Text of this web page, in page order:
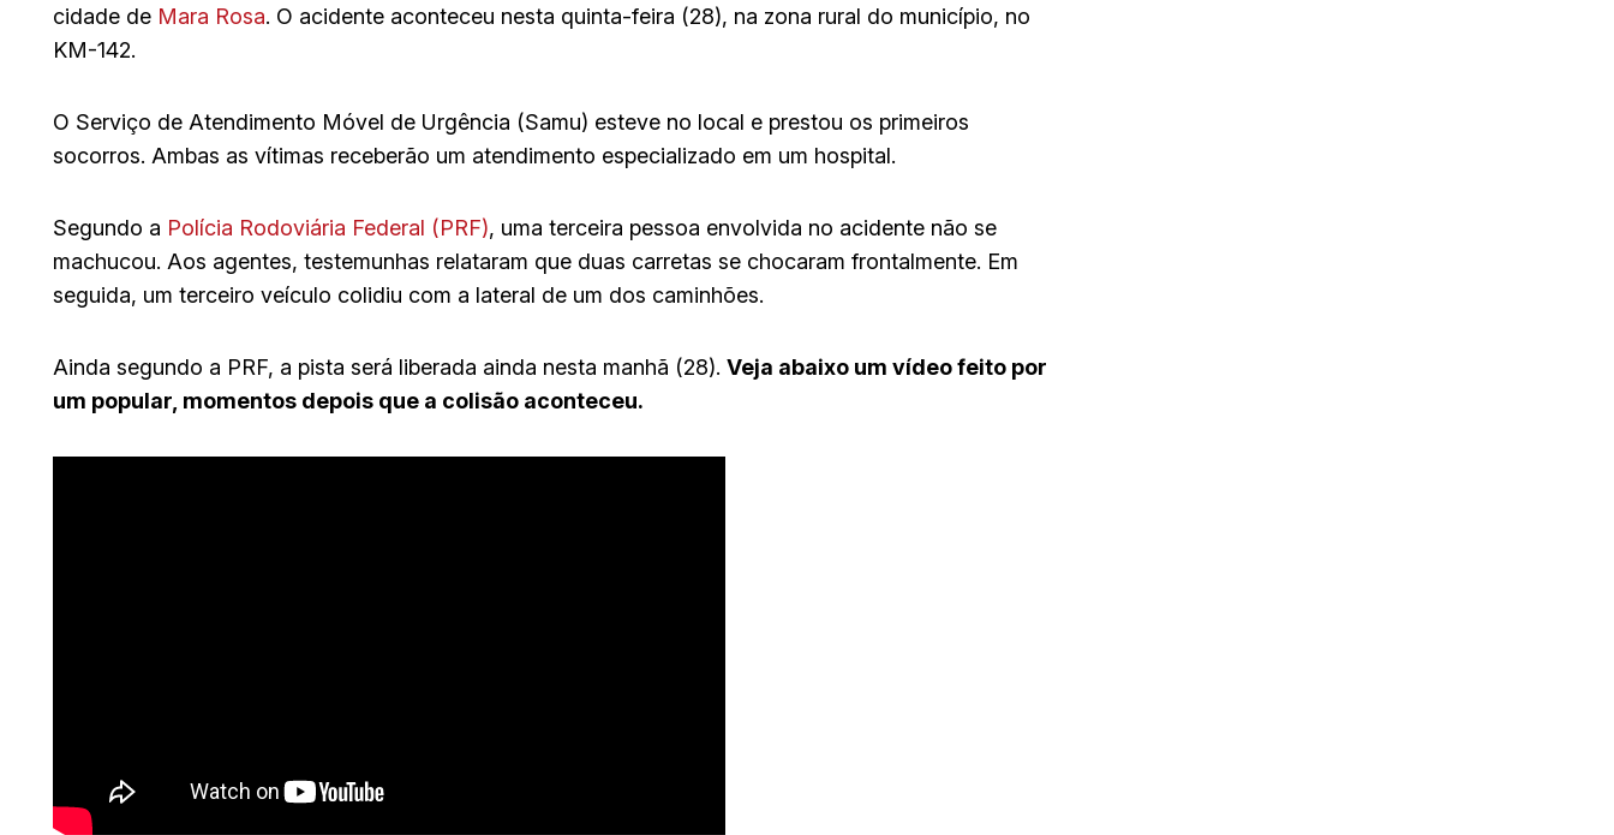
cidade de Mara Rosa. O acidente aconteceu nesta quinta-feira (28), na zona rural do município, no
KM-142.
O Serviço de Atendimento Móvel de Urgência (Samu) esteve no local e prestou os primeiros
socorros. Ambas as vítimas receberão um atendimento especializado em um hospital.
Segundo a Polícia Rodoviária Federal (PRF), uma terceira pessoa envolvida no acidente não se
machucou. Aos agentes, testemunhas relataram que duas carretas se chocaram frontalmente. Em
seguida, um terceiro veículo colidiu com a lateral de um dos caminhões.
Ainda segundo a PRF, a pista será liberada ainda nesta manhã (28). Veja abaixo um vídeo feito por
um popular, momentos depois que a colisão aconteceu.